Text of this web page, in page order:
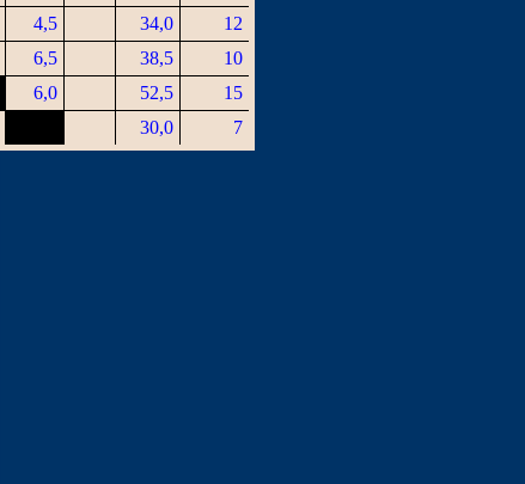
4,5 34,0
12
6,5 38,5
10
6,0 52,5
15
30,0 7